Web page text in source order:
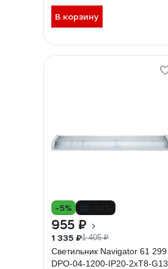
В корзину
-5%
955 ₽
1 335 ₽1 405 ₽
Светильник Navigator 61 299
DPO-04-1200-IP20-2хT8-G13